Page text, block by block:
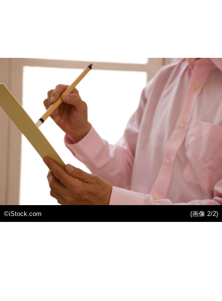
©iStock.com (画像 2/2)